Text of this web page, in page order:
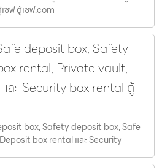
ซฟ ตู้เซฟ.com
deposit box, Safety
rental, Private vault,
ละ Security box rental ตู้
box, Safety deposit box, Safe
box rental และ Security